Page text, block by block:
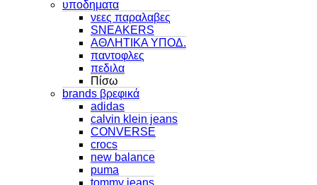
υποδηματα
νεες παραλαβες
SNEAKERS
ΑΘΛΗΤΙΚΑ ΥΠΟΔ.
παντοφλες
πεδιλα
Πίσω
brands βρεφικά
adidas
calvin klein jeans
CONVERSE
crocs
new balance
puma